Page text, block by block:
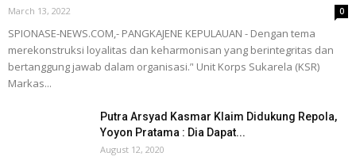
March 13, 2022 0
SPIONASE-NEWS.COM,- PANGKAJENE KEPULAUAN - Dengan tema
merekonstruksi loyalitas dan keharmonisan yang berintegritas dan
bertanggung jawab dalam organisasi.’' Unit Korps Sukarela (KSR)
Markas...
Putra Arsyad Kasmar Klaim Didukung Repola,
Yoyon Pratama : Dia Dapat...
August 12, 2020